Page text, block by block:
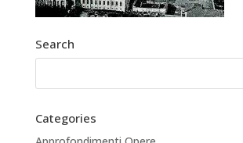
Search
Categories